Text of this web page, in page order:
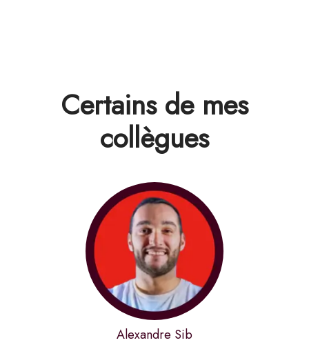
Certains de mes
collègues
Alexandre Sib